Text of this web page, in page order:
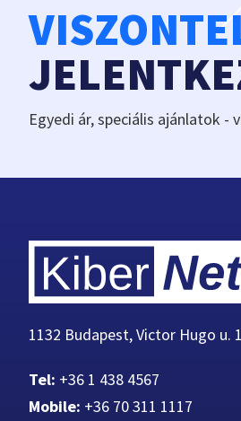
Egyedi ár, speciális ajánlatok
1132 Budapest, Victor Hugo u.
Tel: +36 1 438 4567
Mobile: +36 70 311 1117